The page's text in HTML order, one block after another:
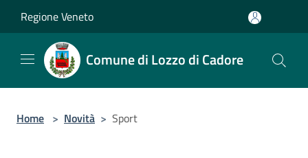
Regione Veneto
Comune di Lozzo di Cadore
Home > Novità > Sport